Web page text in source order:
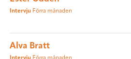
Intervju Förra månaden
Alva Bratt